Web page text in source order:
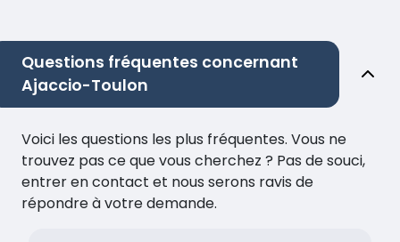
Questions fréquentes concernant
Ajaccio-Toulon
Voici les questions les plus fréquentes. Vous ne
trouvez pas ce que vous cherchez ? Pas de souci,
entrer en contact et nous serons ravis de
répondre à votre demande.